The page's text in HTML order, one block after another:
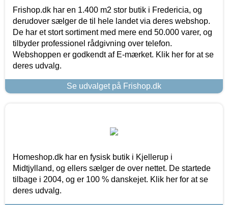
Frishop.dk har en 1.400 m2 stor butik i Fredericia, og
derudover sælger de til hele landet via deres webshop.
De har et stort sortiment med mere end 50.000 varer, og
tilbyder professionel rådgivning over telefon.
Webshoppen er godkendt af E-mærket. Klik her for at se
deres udvalg.
Se udvalget på Frishop.dk
Homeshop.dk har en fysisk butik i Kjellerup i
Midtjylland, og ellers sælger de over nettet. De startede
tilbage i 2004, og er 100 % danskejet. Klik her for at se
deres udvalg.